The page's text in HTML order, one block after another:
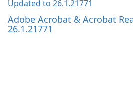
Adobe Acrobat & Acrobat
26.1.21771